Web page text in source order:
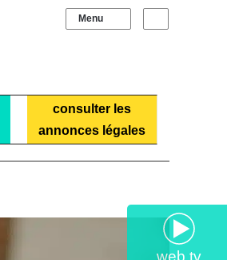
web tv
consulter les
annonces légales